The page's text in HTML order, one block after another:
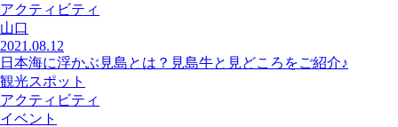
アクティビティ
山口
2021.08.12
日本海に浮かぶ見島とは？見島牛と見どころをご紹介♪
観光スポット
アクティビティ
イベント